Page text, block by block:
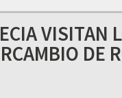
VISITAN
DE